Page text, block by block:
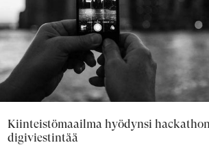
Kiinteistömaailma hyödynsi
digiviestintää